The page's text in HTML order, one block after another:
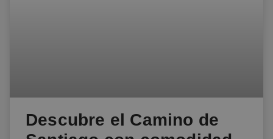
Descubre el Camino de